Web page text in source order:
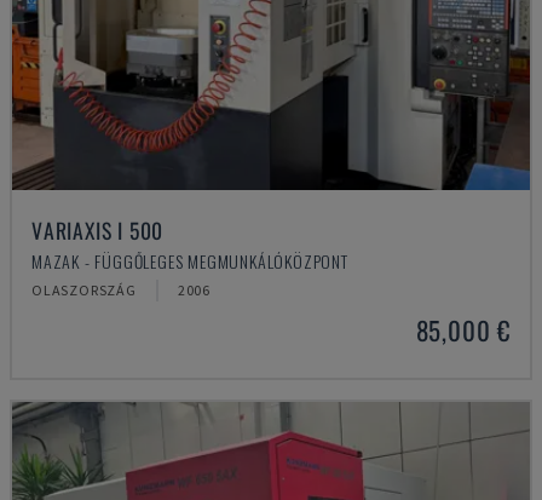
VARIAXIS I 500
MAZAK - FÜGGŐLEGES MEGMUNKÁLÓKÖZPONT
OLASZORSZÁG 2006
85,000 €